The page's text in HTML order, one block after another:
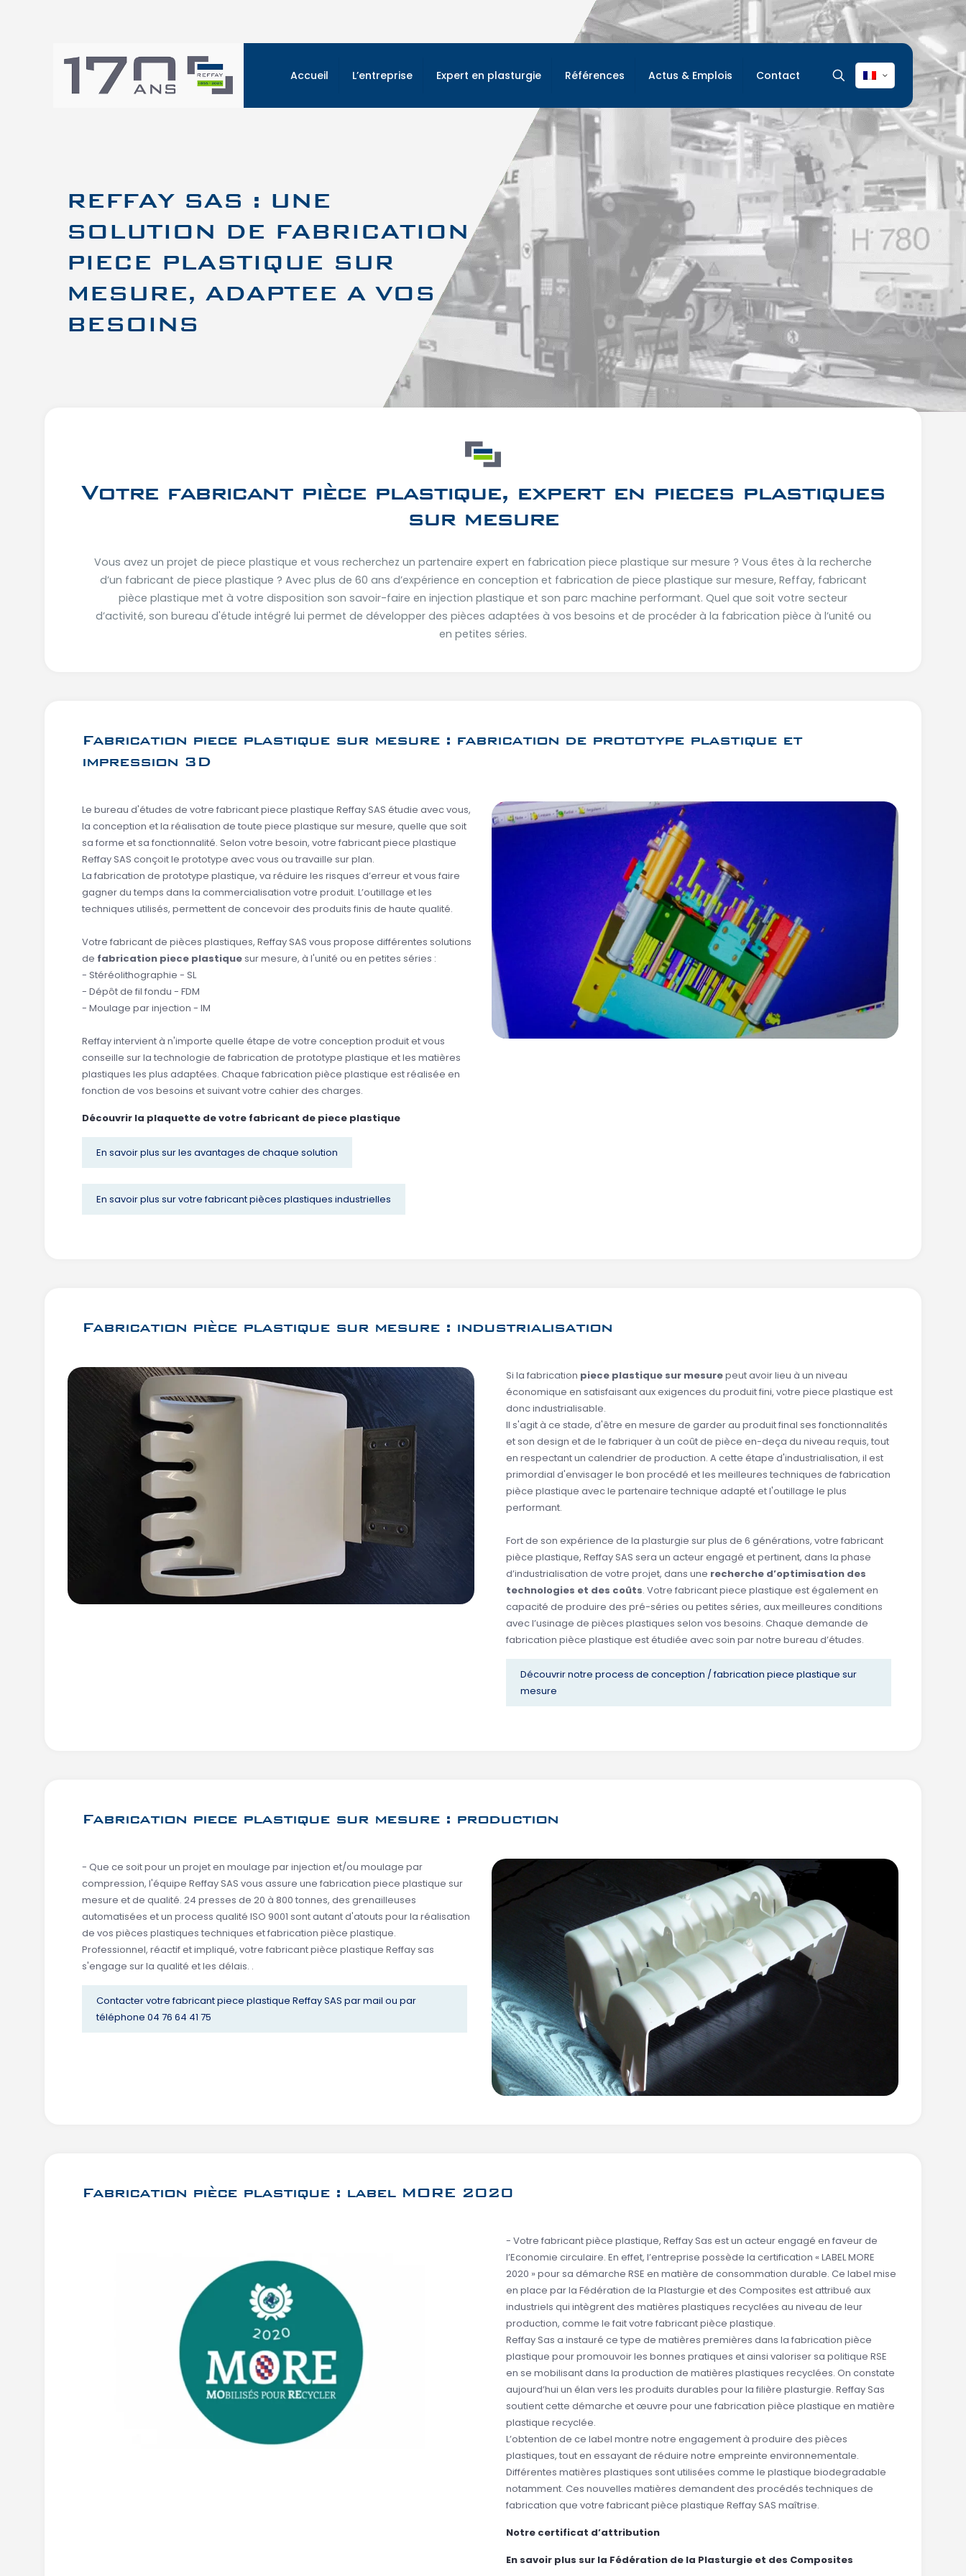
Accueil L’entreprise Expert en plasturgie Références Actus & Emplois Contact
REFFAY SAS : UNE
SOLUTION DE FABRICATION
PIECE PLASTIQUE SUR
MESURE, ADAPTEE A VOS
BESOINS
Votre fabricant pièce plastique, expert en pieces plastiques
sur mesure
Vous avez un projet de piece plastique et vous recherchez un partenaire expert en fabrication piece plastique sur mesure ? Vous êtes à la recherche
d’un fabricant de piece plastique ? Avec plus de 60 ans d’expérience en conception et fabrication de piece plastique sur mesure, Reffay, fabricant
pièce plastique met à votre disposition son savoir-faire en injection plastique et son parc machine performant. Quel que soit votre secteur
d’activité, son bureau d'étude intégré lui permet de développer des pièces adaptées à vos besoins et de procéder à la fabrication pièce à l’unité ou
en petites séries.
Fabrication piece plastique sur mesure : fabrication de prototype plastique et
impression 3D
Le bureau d'études de votre fabricant piece plastique Reffay SAS étudie avec vous,
la conception et la réalisation de toute piece plastique sur mesure, quelle que soit
sa forme et sa fonctionnalité. Selon votre besoin, votre fabricant piece plastique
Reffay SAS conçoit le prototype avec vous ou travaille sur plan.
La fabrication de prototype plastique, va réduire les risques d’erreur et vous faire
gagner du temps dans la commercialisation votre produit. L’outillage et les
techniques utilisés, permettent de concevoir des produits finis de haute qualité.
Votre fabricant de pièces plastiques, Reffay SAS vous propose différentes solutions
de fabrication piece plastiquesur mesure, à l'unité ou en petites séries :
- Stéréolithographie - SL
- Dépôt de fil fondu - FDM
- Moulage par injection - IM
Reffay intervient à n'importe quelle étape de votre conception produit et vous
conseille sur la technologie de fabrication de prototype plastique et les matières
plastiques les plus adaptées. Chaque fabrication pièce plastique est réalisée en
fonction de vos besoins et suivant votre cahier des charges.
Découvrir la plaquette de votre fabricant de piece plastique
En savoir plus sur les avantages de chaque solution
En savoir plus sur votre fabricant pièces plastiques industrielles
Fabrication pièce plastique sur mesure : industrialisation
Si la fabrication piece plastique sur mesurepeut avoir lieu à un niveau
économique en satisfaisant aux exigences du produit fini, votre piece plastique est
donc industrialisable.
Il s'agit à ce stade, d'être en mesure de garder au produit final ses fonctionnalités
et son design et de le fabriquer à un coût de pièce en-deça du niveau requis, tout
en respectant un calendrier de production. A cette étape d'industrialisation, il est
primordial d'envisager le bon procédé et les meilleures techniques de fabrication
pièce plastique avec le partenaire technique adapté et l'outillage le plus
performant.
Fort de son expérience de la plasturgie sur plus de 6 générations, votre fabricant
pièce plastique, Reffay SAS sera un acteur engagé et pertinent, dans la phase
d’industrialisation de votre projet, dans une recherche d’optimisation des
technologies et des coûts. Votre fabricant piece plastique est également en
capacité de produire des pré-séries ou petites séries, aux meilleures conditions
avec l’usinage de pièces plastiques selon vos besoins. Chaque demande de
fabrication pièce plastique est étudiée avec soin par notre bureau d’études.
Découvrir notre process de conception / fabrication piece plastique sur
mesure
Fabrication piece plastique sur mesure : production
- Que ce soit pour un projet en moulage par injection et/ou moulage par
compression, l'équipe Reffay SAS vous assure une fabrication piece plastique sur
mesure et de qualité. 24 presses de 20 à 800 tonnes, des grenailleuses
automatisées et un process qualité ISO 9001 sont autant d'atouts pour la réalisation
de vos pièces plastiques techniques et fabrication pièce plastique.
Professionnel, réactif et impliqué, votre fabricant pièce plastique Reffay sas
s'engage sur la qualité et les délais. .
Contacter votre fabricant piece plastique Reffay SAS par mail ou par
téléphone 04 76 64 41 75
Fabrication pièce plastique : label MORE 2020
- Votre fabricant pièce plastique, Reffay Sas est un acteur engagé en faveur de
l’Economie circulaire. En effet, l’entreprise possède la certification « LABEL MORE
2020 » pour sa démarche RSE en matière de consommation durable. Ce label mise
en place par la Fédération de la Plasturgie et des Composites est attribué aux
industriels qui intègrent des matières plastiques recyclées au niveau de leur
production, comme le fait votre fabricant pièce plastique.
Reffay Sas a instauré ce type de matières premières dans la fabrication pièce
plastique pour promouvoir les bonnes pratiques et ainsi valoriser sa politique RSE
en se mobilisant dans la production de matières plastiques recyclées. On constate
aujourd’hui un élan vers les produits durables pour la filière plasturgie. Reffay Sas
soutient cette démarche et œuvre pour une fabrication pièce plastique en matière
plastique recyclée.
L’obtention de ce label montre notre engagement à produire des pièces
plastiques, tout en essayant de réduire notre empreinte environnementale.
Différentes matières plastiques sont utilisées comme le plastique biodegradable
notamment. Ces nouvelles matières demandent des procédés techniques de
fabrication que votre fabricant pièce plastique Reffay SAS maîtrise.
Notre certificat d’attribution
En savoir plus sur la Fédération de la Plasturgie et des Composites